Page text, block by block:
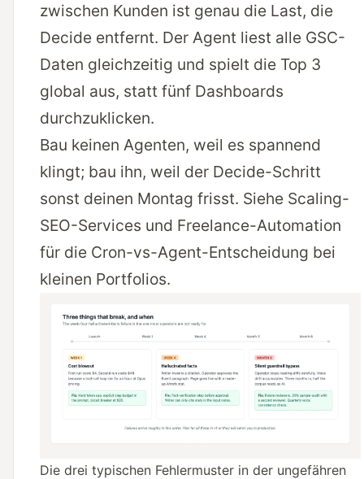
zwischen Kunden ist genau die Last, die
Decide entfernt. Der Agent liest alle GSC-
Daten gleichzeitig und spielt die Top 3
global aus, statt fünf Dashboards
durchzuklicken.
Bau keinen Agenten, weil es spannend
klingt; bau ihn, weil der Decide-Schritt
sonst deinen Montag frisst. Siehe Scaling-
SEO-Services und Freelance-Automation
für die Cron-vs-Agent-Entscheidung bei
kleinen Portfolios.
Die drei typischen Fehlermuster in der ungefähren